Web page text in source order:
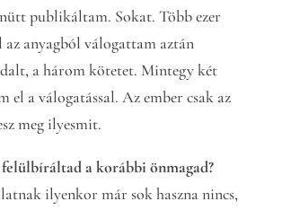
publikáltam. Sokat. Több ezer
anyagból válogattam aztán
a három kötetet. Mintegy két
el a válogatással. Az ember csak az
meg ilyesmit.
a korábbi önmagad?
ilyenkor már sok haszna nincs,